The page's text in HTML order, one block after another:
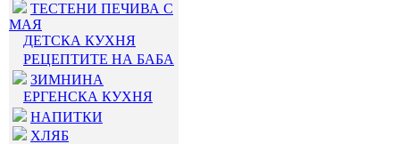
ТЕСТЕНИ ПЕЧИВА С
МАЯ
ДЕТСКА КУХНЯ
РЕЦЕПТИТЕ НА БАБА
ЗИМНИНА
ЕРГЕНСКА КУХНЯ
НАПИТКИ
ХЛЯБ